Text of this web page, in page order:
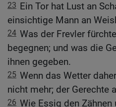
23 Ein Tor hat Lust an
einsichtige Mann an
24 Was der Frevler
begegnen; und was die
ihnen gegeben.
25 Wenn das Wetter
nicht mehr; der Gerechte
26 Wie Essig den Zähnen